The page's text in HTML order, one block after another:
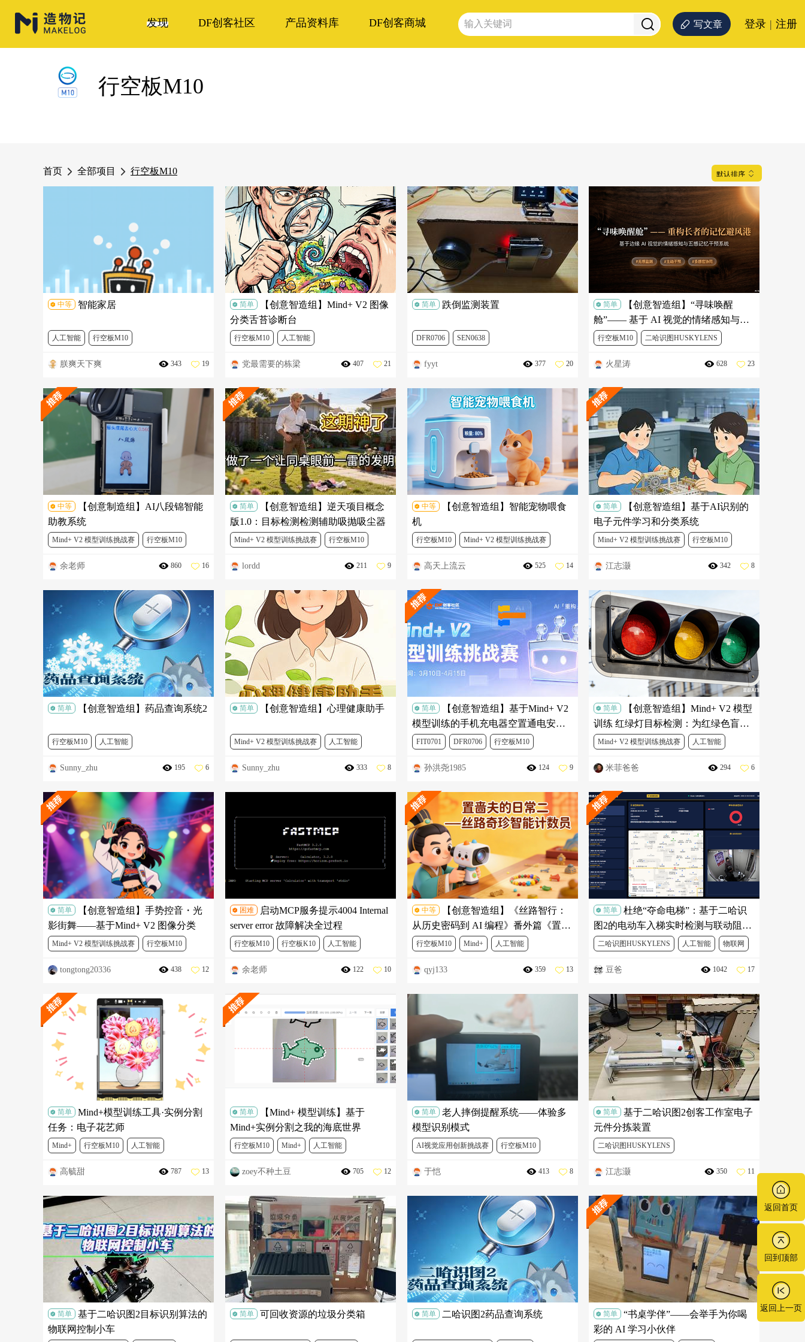
发现 DF创客社区 产品资料库 DF创客商城 写文章 登录 | 注册
返回首页
回到顶部
返回上一页
行空板M10
首页 全部项目 行空板M10
中等 智能家居
人工智能 行空板M10
朕爽天下爽 343 19
简单
【创意智造组】Mind+ V2 图像
分类舌苔诊断台
行空板M10 人工智能
Mind+ V2 模型训练挑战赛 Mind+
党最需要的栋梁 407 21
简单 跌倒监测装置
DFR0706 SEN0638
Mind+ V2 模型训练挑战赛 人工智能
行空板M10 二哈识图HUSKYLENS
fyyt 377 20
简单
【创意智造组】“寻味唤醒
舱”—— 基于 AI 视觉的情绪感知与五
感记忆干预系统
行空板M10 二哈识图HUSKYLENS
Mind+ 人工智能
Mind+ V2 模型训练挑战赛
火星涛 628 23
中等
【创意制造组】AI八段锦智能
助教系统
Mind+ V2 模型训练挑战赛 行空板M10
人工智能
余老师 860 16
简单
【创意智造组】逆天项目概念
版1.0：目标检测检测辅助吸抛吸尘器
Mind+ V2 模型训练挑战赛 行空板M10
艺术lordd 211 9
中等
【创意智造组】智能宠物喂食
机
行空板M10 Mind+ V2 模型训练挑战赛
Mind+ 人工智能
高天上流云 525 14
简单
【创意智造组】基于AI识别的
电子元件学习和分类系统
Mind+ V2 模型训练挑战赛 行空板M10
人工智能 Mind+
江志灏 342 8
简单 【创意智造组】药品查询系统2
行空板M10 人工智能
Mind+ V2 模型训练挑战赛
Sunny_zhu 195 6
简单 【创意智造组】心理健康助手
Mind+ V2 模型训练挑战赛 人工智能
行空板M10
Sunny_zhu 333 8
简单
【创意智造组】基于Mind+ V2
模型训练的手机充电器空置通电安全
预警系统
FIT0701 DFR0706 行空板M10
Mind+ V2 模型训练挑战赛 人工智能
物联网
孙洪尧1985 124 9
简单
【创意智造组】Mind+ V2 模型
训练 红绿灯目标检测：为红绿色盲打
造智能语音辅助系统
Mind+ V2 模型训练挑战赛 人工智能
DFRobot 行空板M10
米菲爸爸 294 6
简单
【创意智造组】手势控音・光
影街舞——基于Mind+ V2 图像分类
Mind+ V2 模型训练挑战赛 行空板M10
人工智能
tongtong20336 438 12
困难
启动MCP服务提示4004 Internal
server error 故障解决全过程
行空板M10 行空板K10 人工智能
余老师 122 10
中等
【创意智造组】《丝路智行：
从历史密码到 AI 编程》番外篇《置啬
夫的日常》之二——丝路奇珍智能计
数员
行空板M10 Mind+ 人工智能
Mind+ V2 模型训练挑战赛
qyj133 359 13
简单
杜绝“夺命电梯”：基于二哈识
图2的电动车入梯实时检测与联动阻断
系统
二哈识图HUSKYLENS 人工智能 物联网
AI视觉应用创新挑战赛 行空板M10
DFR0017 FIT0701 DFR0706 SEN0638
豆爸 1042 17
简单
Mind+模型训练工具·实例分割
任务：电子花艺师
Mind+ 行空板M10 人工智能
高毓甜 787 13
简单
【Mind+ 模型训练】基于
Mind+实例分割之我的海底世界
行空板M10 Mind+ 人工智能
zoey不种土豆 705 12
简单
老人摔倒提醒系统——体验多
模型识别模式
AI视觉应用创新挑战赛 行空板M10
人工智能 二哈识图HUSKYLENS
于恺 413 8
简单
基于二哈识图2创客工作室电子
元件分拣装置
二哈识图HUSKYLENS
AI视觉应用创新挑战赛 行空板M10
物联网 激光切割
江志灏 350 11
简单
基于二哈识图2目标识别算法的
物联网控制小车
简单 可回收资源的垃圾分类箱 简单 二哈识图2药品查询系统 简单
“书桌学伴”——会举手为你喝
彩的 AI 学习小伙伴